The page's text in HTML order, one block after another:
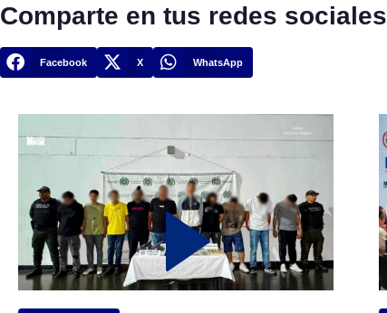
Comparte en tus redes sociales
Facebook X WhatsApp